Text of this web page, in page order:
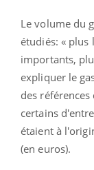
Le volume du
étudiés: « plus
importants,
expliquer le
des
certains
étaient à
(en euros).